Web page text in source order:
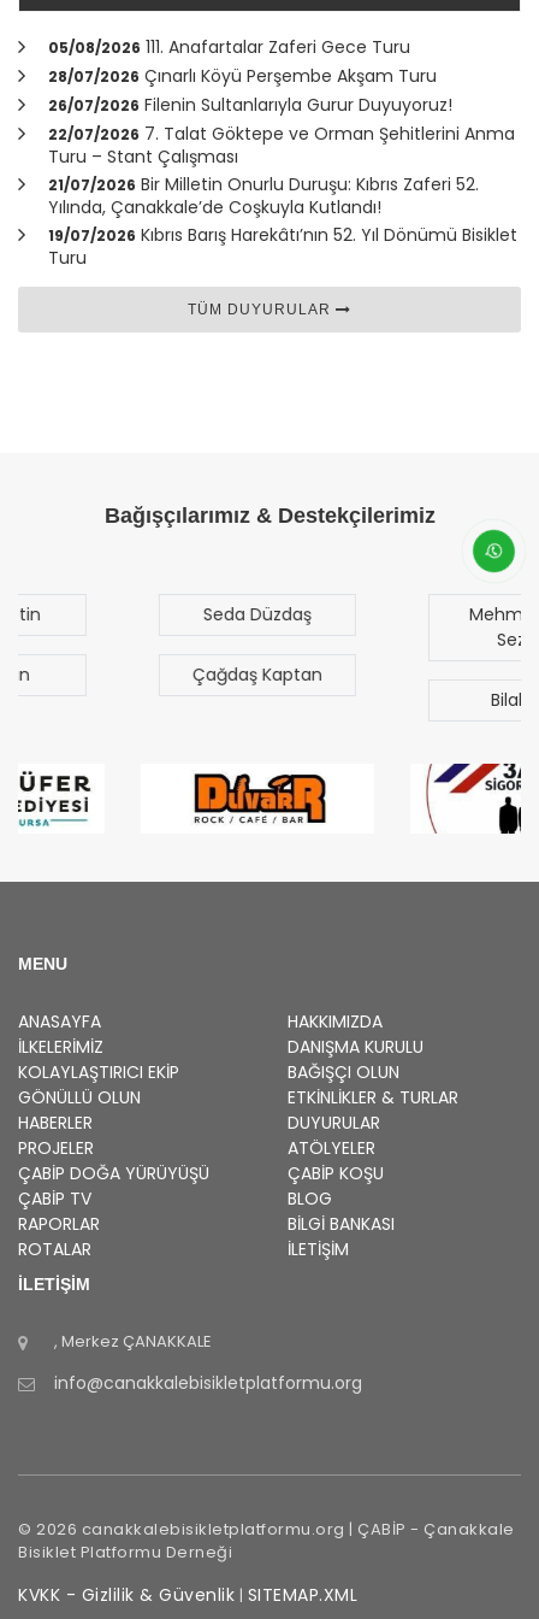
05/08/2026 111. Anafartalar Zaferi Gece Turu
28/07/2026 Çınarlı Köyü Perşembe Akşam Turu
26/07/2026 Filenin Sultanlarıyla Gurur Duyuyoruz!
22/07/2026 7. Talat Göktepe ve Orman Şehitlerini Anma
Turu – Stant Çalışması
21/07/2026 Bir Milletin Onurlu Duruşu: Kıbrıs Zaferi 52.
Yılında, Çanakkale’de Coşkuyla Kutlandı!
19/07/2026 Kıbrıs Barış Harekâtı’nın 52. Yıl Dönümü Bisiklet
Turu
TÜM DUYURULAR
Bağışçılarımız & Destekçilerimiz
Çağdaş Kaptan
MENU
ANASAYFA
HAKKIMIZDA
İLKELERIMIZ
DANIŞMA KURULU
KOLAYLAŞTIRICI EKIP
BAĞIŞÇI OLUN
GÖNÜLLÜ OLUN
ETKINLIKLER & TURLAR
HABERLER
DUYURULAR
PROJELER
ATÖLYELER
ÇABİP DOĞA YÜRÜYÜŞÜ ÇABİP KOŞU
ÇABİP TV
BLOG
RAPORLAR
BILGI BANKASI
ROTALAR
İLETİŞİM
İLETİŞİM
, Merkez ÇANAKKALE
info@canakkalebisikletplatformu.org
© 2026 canakkalebisikletplatformu.org | ÇABİP - Çanakkale
Bisiklet Platformu Derneği
KVKK - Gizlilik & Güvenlik | SITEMAP.XML